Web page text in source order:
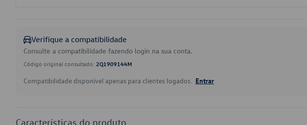
Verifique a compatibilidade
Consulte a compatibilidade fazendo login na sua conta.
Código original consultado: 2Q1909144M
Compatibilidade disponível apenas para clientes logados. Entrar
Características do produto